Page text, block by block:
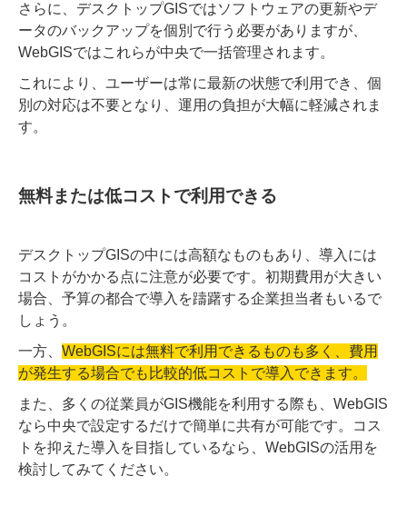
さらに、デスクトップGISではソフトウェアの更新やデ
ータのバックアップを個別で行う必要がありますが、
WebGISではこれらが中央で一括管理されます。
これにより、ユーザーは常に最新の状態で利用でき、個
別の対応は不要となり、運用の負担が大幅に軽減されま
す。
無料または低コストで利用できる
デスクトップGISの中には高額なものもあり、導入には
コストがかかる点に注意が必要です。初期費用が大きい
場合、予算の都合で導入を躊躇する企業担当者もいるで
しょう。
一方、 WebGISには無料で利用できるものも多く、費用
が発生する場合でも比較的低コストで導入できます。
また、多くの従業員がGIS機能を利用する際も、WebGIS
なら中央で設定するだけで簡単に共有が可能です。コス
トを抑えた導入を目指しているなら、WebGISの活用を
検討してみてください。